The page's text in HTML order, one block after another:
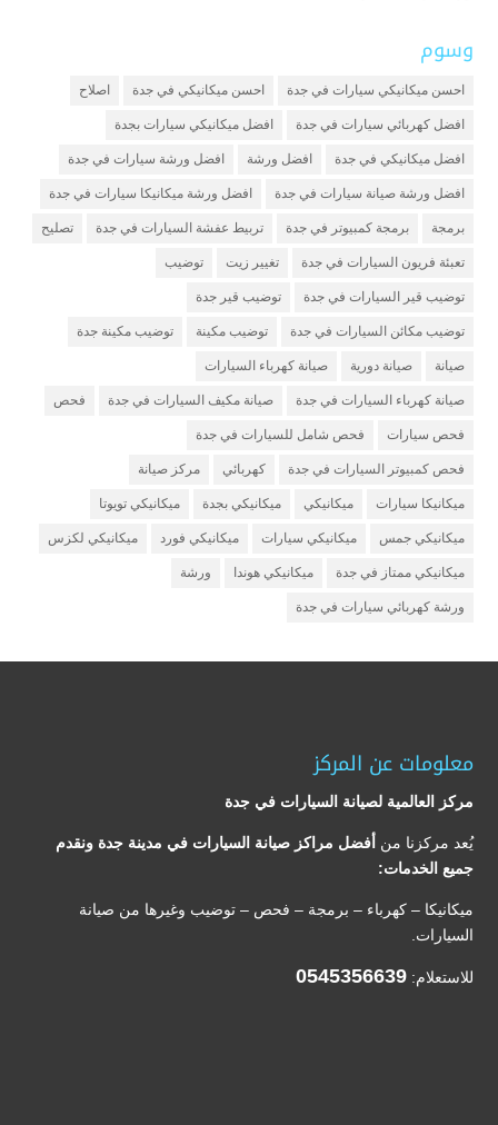
وسوم
احسن ميكانيكي سيارات في جدة احسن ميكانيكي في جدة اصلاح
افضل كهربائي سيارات في جدة افضل ميكانيكي سيارات بجدة
افضل ميكانيكي في جدة افضل ورشة افضل ورشة سيارات في جدة
افضل ورشة صيانة سيارات في جدة افضل ورشة ميكانيكا سيارات في جدة
برمجة برمجة كمبيوتر في جدة تربيط عفشة السيارات في جدة تصليح
تعبئة فريون السيارات في جدة تغيير زيت توضيب
توضيب قير السيارات في جدة توضيب قير جدة
توضيب مكائن السيارات في جدة توضيب مكينة توضيب مكينة جدة
صيانة صيانة دورية صيانة كهرباء السيارات
صيانة كهرباء السيارات في جدة صيانة مكيف السيارات في جدة فحص
فحص سيارات فحص شامل للسيارات في جدة
فحص كمبيوتر السيارات في جدة كهربائي مركز صيانة
ميكانيكا سيارات ميكانيكي ميكانيكي بجدة ميكانيكي تويوتا
ميكانيكي جمس ميكانيكي سيارات ميكانيكي فورد ميكانيكي لكزس
ميكانيكي ممتاز في جدة ميكانيكي هوندا ورشة
ورشة كهربائي سيارات في جدة
معلومات عن المركز
مركز العالمية لصيانة السيارات في جدة
يُعد مركزنا من أفضل مراكز صيانة السيارات في مدينة جدة ونقدم
جميع الخدمات:
ميكانيكا – كهرباء – برمجة – فحص – توضيب وغيرها من صيانة
السيارات.
للاستعلام: 0545356639